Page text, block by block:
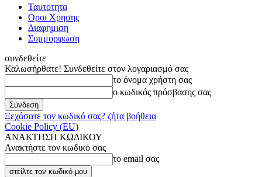
Ταυτοτητα
Οροι Χρησης
Διαφημιση
Συμμορφωση
συνδεθείτε
Καλωσήρθατε! Συνδεθείτε στον λογαριασμό σας
το όνομα χρήστη σας
ο κωδικός πρόσβασης σας
Ξεχάσατε τον κωδικό σας? ζήτα βοήθεια
Cookie Policy (EU)
ΑΝΑΚΤΗΣΗ ΚΩΔΙΚΟΥ
Ανακτήστε τον κωδικό σας
το email σας